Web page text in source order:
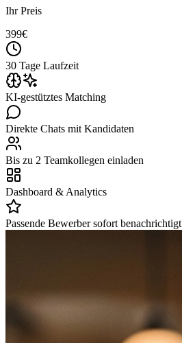
Ihr Preis
399€
30 Tage Laufzeit
KI-gestütztes Matching
Direkte Chats mit Kandidaten
Bis zu 2 Teamkollegen einladen
Dashboard & Analytics
Passende Bewerber sofort benachrichtigt